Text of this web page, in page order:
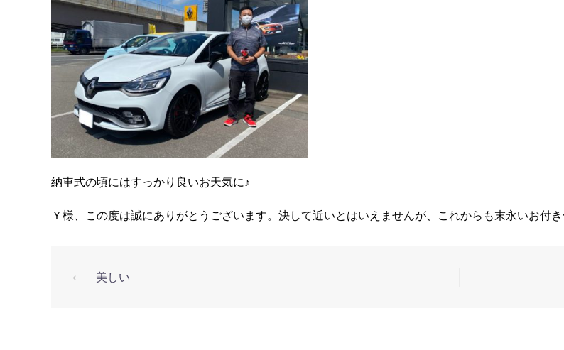
納車式の頃にはすっかり良いお天気に♪
Ｙ様、この度は誠にありがとうございます。決して近いとはいえませんが、これからも末永いお付
⟵ 美しい